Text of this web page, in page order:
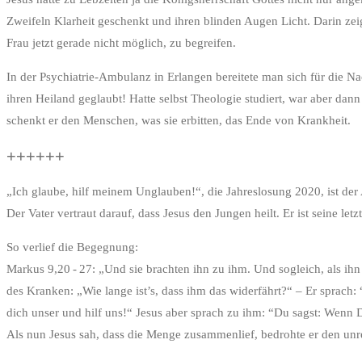
Zweifeln Klarheit geschenkt und ihren blinden Augen Licht. Darin
Frau jetzt gerade nicht möglich, zu begreifen.
In der Psychiatrie-Ambulanz in Erlangen bereitete man sich für die
ihren Heiland geglaubt! Hatte selbst Theologie studiert, war aber
schenkt er den Menschen, was sie erbitten, das Ende von Krankheit.
++++++
„Ich glaube, hilf meinem Unglauben!“, die Jahreslosung 2020, ist
Der Vater vertraut darauf, dass Jesus den Jungen heilt. Er ist seine
So verlief die Begegnung:
Markus 9,20 - 27: „Und sie brachten ihn zu ihm. Und sogleich, als
des Kranken: „Wie lange ist’s, dass ihm das widerfährt?“ – Er
dich unser und hilf uns!“ Jesus aber sprach zu ihm: “Du sagst:
Als nun Jesus sah, dass die Menge zusammenlief, bedrohte er den